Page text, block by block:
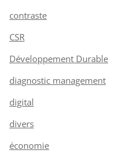
contraste
CSR
Développement Durable
diagnostic management
digital
divers
économie